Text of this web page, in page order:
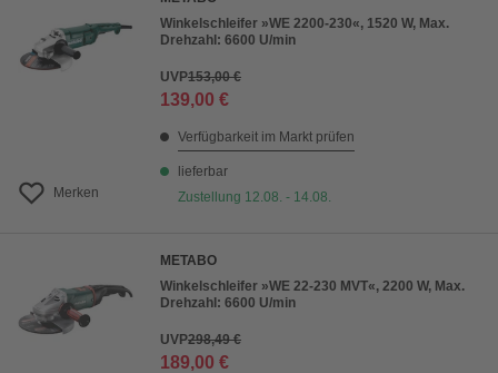
Merken
Winkelschleifer »WE 2200-230«, 1520 W, Max.
Drehzahl: 6600 U/min
UVP153,00 €
139,00 €
Verfügbarkeit im Markt prüfen
lieferbar
Zustellung 12.08. - 14.08.
METABO
Winkelschleifer »WE 22-230 MVT«, 2200 W, Max.
Drehzahl: 6600 U/min
UVP298,49 €
189,00 €